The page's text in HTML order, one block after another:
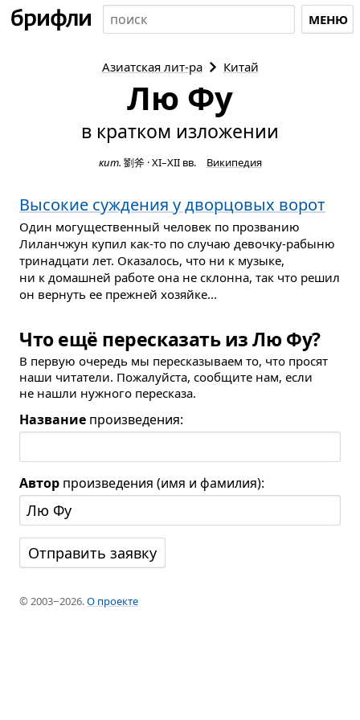
МЕНЮ
Азиатская лит-ра Китай
Лю Фу
в кратком изложении
кит. 劉斧·XI–XII вв. Википедия
Высокие суждения у дворцовых ворот
Один могущественный человек по прозванию
Лиланчжун купил как-то по случаю девочку-рабыню
тринадцати лет. Оказалось, что ни к музыке,
ни к домашней работе она не склонна, так что решил
он вернуть ее прежней хозяйке...
Что ещё пересказать из Лю Фу?
В первую очередь мы пересказываем то, что просят
наши читатели. Пожалуйста, сообщите нам, если
не нашли нужного пересказа.
Название произведения:
Автор произведения (имя и фамилия):
© 2003−2026.О проекте